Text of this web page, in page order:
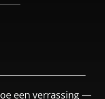
een verrassing —